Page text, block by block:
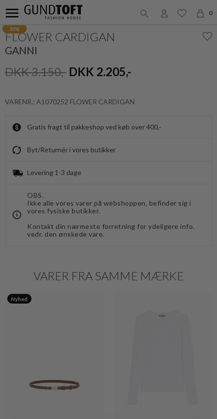
0
30%
FLOWER CARDIGAN
GANNI
DKK 3.150,- DKK 2.205,-
VARENR.: A1070252 FLOWER CARDIGAN
Gratis fragt til pakkeshop ved køb over 400,-
Byt/Returnér i vores butikker
Levering 1-3 dage
OBS.
Ikke alle vores varer på webshoppen, befinder sig i
vores fysiske butikker.
Kontakt din nærmeste forretning for ydeligere info.
vedr. den ønskede vare.
VARER FRA SAMME MÆRKE
Nyhed